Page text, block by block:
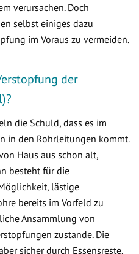
verursachen. Doch
selbst einiges dazu
im Voraus zu vermeiden.
der
die Schuld, dass es im
in den Rohrleitungen kommt.
Haus aus schon alt,
besteht für die
lästige
bereits im Vorfeld zu
Ansammlung von
zustande. Die
sicher durch Essensreste,